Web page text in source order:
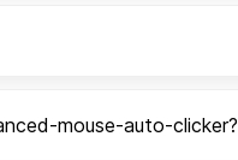
mouse-auto-clicker?